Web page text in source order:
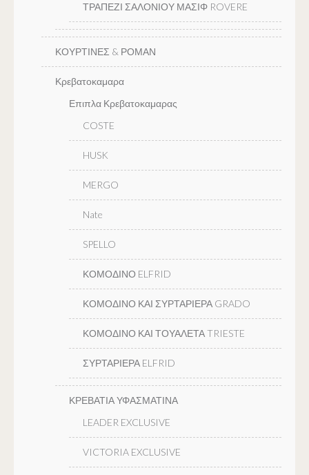
ΤΡΑΠΕΖΙ ΣΑΛΟΝΙΟΥ ΜΑΣΙΦ ROVERE
ΚΟΥΡΤΙΝΕΣ & ΡΟΜΑΝ
Κρεβατοκαμαρα
Επιπλα Κρεβατοκαμαρας
COSTE
HUSK
MERGO
Nate
SPELLO
ΚΟΜΟΔΙΝΟ ELFRID
ΚΟΜΟΔΙΝΟ ΚΑΙ ΣΥΡΤΑΡΙΕΡΑ GRADO
ΚΟΜΟΔΙΝΟ ΚΑΙ ΤΟΥΑΛΕΤΑ TRIESTE
ΣΥΡΤΑΡΙΕΡΑ ELFRID
ΚΡΕΒΑΤΙΑ ΥΦΑΣΜΑΤΙΝΑ
LEADER EXCLUSIVE
VICTORIA EXCLUSIVE